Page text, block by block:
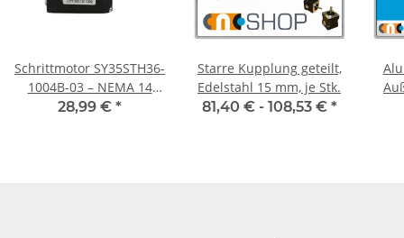
Schrittmotor SY35STH36-
1004B-03 – NEMA 14
1,0A 36mm
28,99 € *
Starre Kupplung geteilt,
Edelstahl 15 mm, je Stk.
81,40 € - 108,53 € *